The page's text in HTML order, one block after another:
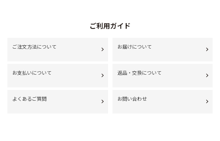
ご利用ガイド
ご注文方法について お届けについて
お支払いについて 返品・交換について
よくあるご質問 お問い合わせ